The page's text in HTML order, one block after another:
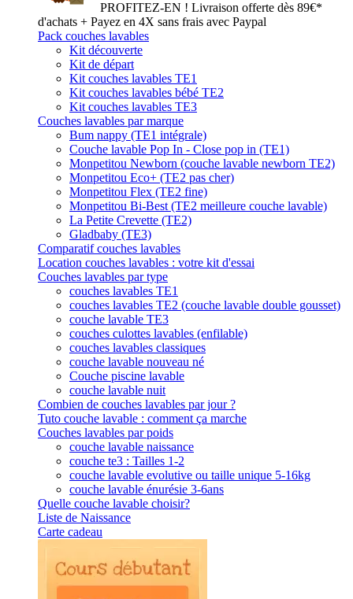
PROFITEZ-EN ! Livraison offerte dès 89€*
d'achats + Payez en 4X sans frais avec Paypal
Pack couches lavables
Kit découverte
Kit de départ
Kit couches lavables TE1
Kit couches lavables bébé TE2
Kit couches lavables TE3
Couches lavables par marque
Bum nappy (TE1 intégrale)
Couche lavable Pop In - Close pop in (TE1)
Monpetitou Newborn (couche lavable newborn TE2)
Monpetitou Eco+ (TE2 pas cher)
Monpetitou Flex (TE2 fine)
Monpetitou Bi-Best (TE2 meilleure couche lavable)
La Petite Crevette (TE2)
Gladbaby (TE3)
Comparatif couches lavables
Location couches lavables : votre kit d'essai
Couches lavables par type
couches lavables TE1
couches lavables TE2 (couche lavable double gousset)
couche lavable TE3
couches culottes lavables (enfilable)
couches lavables classiques
couche lavable nouveau né
Couche piscine lavable
couche lavable nuit
Combien de couches lavables par jour ?
Tuto couche lavable : comment ça marche
Couches lavables par poids
couche lavable naissance
couche te3 : Tailles 1-2
couche lavable evolutive ou taille unique 5-16kg
couche lavable énurésie 3-6ans
Quelle couche lavable choisir?
Liste de Naissance
Carte cadeau